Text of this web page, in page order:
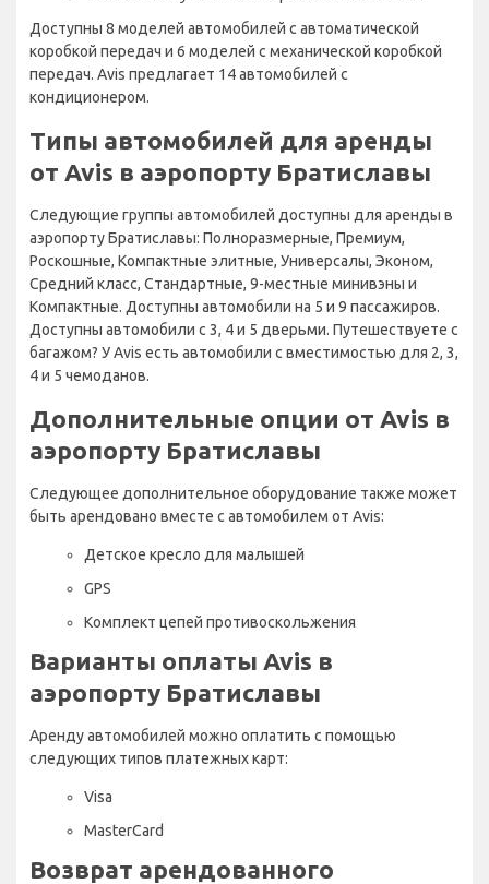
Доступны 8 моделей автомобилей с автоматической
коробкой передач и 6 моделей с механической коробкой
передач. Avis предлагает 14 автомобилей с
кондиционером.
Типы автомобилей для аренды
от Avis в аэропорту Братиславы
Следующие группы автомобилей доступны для аренды в
аэропорту Братиславы: Полноразмерные, Премиум,
Роскошные, Компактные элитные, Универсалы, Эконом,
Средний класс, Стандартные, 9-местные минивэны и
Компактные. Доступны автомобили на 5 и 9 пассажиров.
Доступны автомобили с 3, 4 и 5 дверьми. Путешествуете с
багажом? У Avis есть автомобили с вместимостью для 2, 3,
4 и 5 чемоданов.
Дополнительные опции от Avis в
аэропорту Братиславы
Следующее дополнительное оборудование также может
быть арендовано вместе с автомобилем от Avis:
Детское кресло для малышей
GPS
Комплект цепей противоскольжения
Варианты оплаты Avis в
аэропорту Братиславы
Аренду автомобилей можно оплатить с помощью
следующих типов платежных карт:
Visa
MasterCard
Возврат арендованного